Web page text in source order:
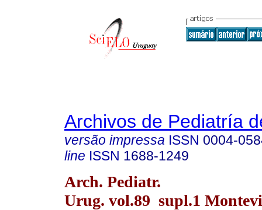
Archivos de Pediatría
versão impressa ISSN 0004-
line ISSN 1688-1249
Arch. Pediatr.
Urug. vol.89 supl.1